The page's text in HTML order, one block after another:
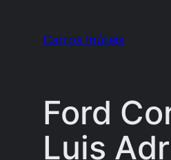
Carros Inúteis
Ford
Luis